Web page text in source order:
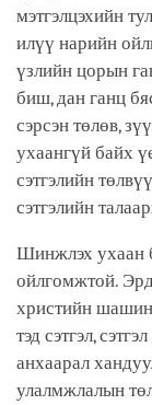
мэтгэлцэхийн
илүү нарийн
үзлийн цорын
биш, дан ганц
сэрсэн төлөв,
ухаангүй байх
сэтгэлийн
сэтгэлийн
Шинжлэх ухаан
ойлгомжтой.
христийн
тэд сэтгэл,
анхаарал
улалмжлалын